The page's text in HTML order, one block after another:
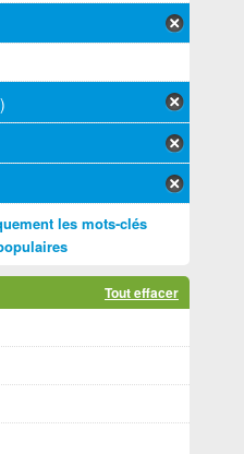
les mots-clés
Tout effacer